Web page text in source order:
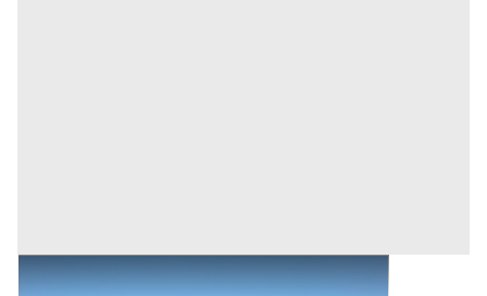
Abitazione di Tipo Civile all'asta a Padova